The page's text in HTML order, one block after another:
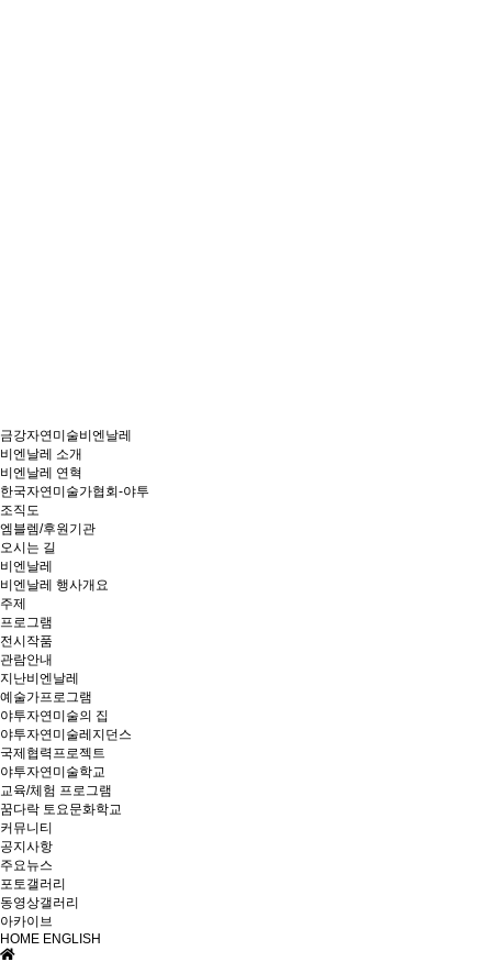
금강자연미술비엔날레
비엔날레 소개
비엔날레 연혁
한국자연미술가협회-야투
조직도
엠블렘/후원기관
오시는 길
비엔날레
비엔날레 행사개요
주제
프로그램
전시작품
관람안내
지난비엔날레
예술가프로그램
야투자연미술의 집
야투자연미술레지던스
국제협력프로젝트
야투자연미술학교
교육/체험 프로그램
꿈다락 토요문화학교
커뮤니티
공지사항
주요뉴스
포토갤러리
동영상갤러리
아카이브
HOME ENGLISH